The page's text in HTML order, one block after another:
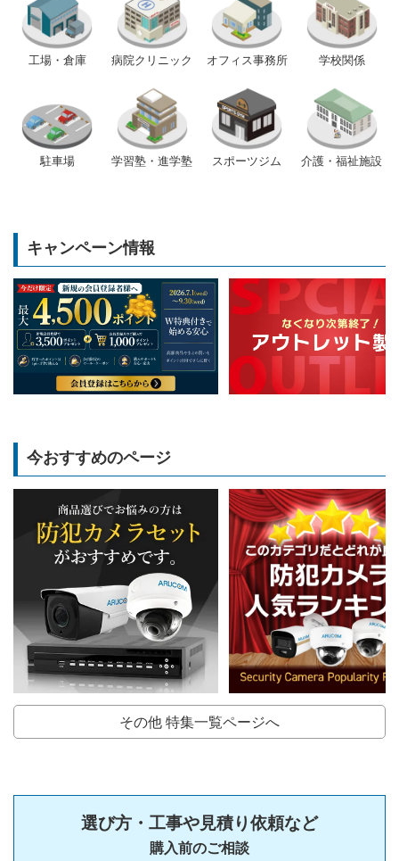
工場・倉庫 病院クリニック オフィス事務所 学校関係
駐車場 学習塾・進学塾 スポーツジム 介護・福祉施設
キャンペーン情報
今おすすめのページ
その他 特集一覧ページへ
選び方・工事や見積り依頼など
購入前のご相談